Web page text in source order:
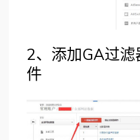
2、添加GA过
件